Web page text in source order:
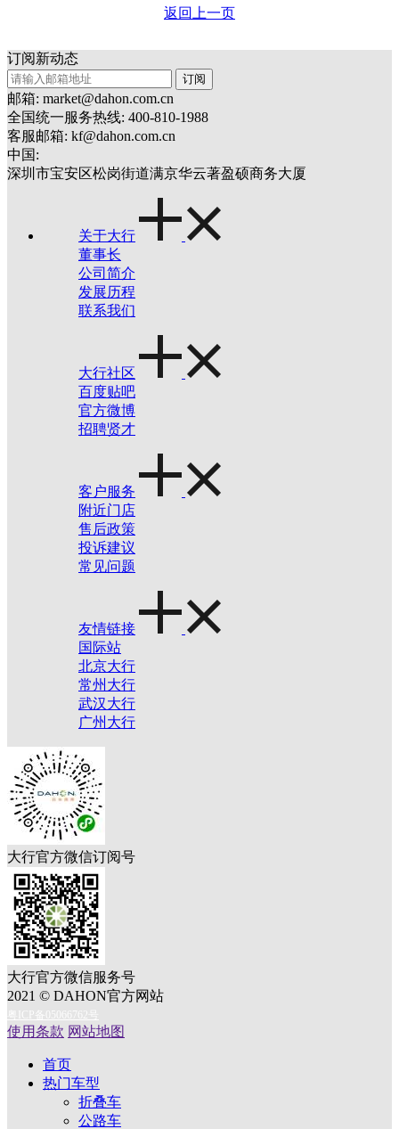
返回上一页
订阅新动态
订阅
邮箱: market@dahon.com.cn
全国统一服务热线: 400-810-1988
客服邮箱: kf@dahon.com.cn
中国:
深圳市宝安区松岗街道满京华云著盈硕商务大厦
关于大行
董事长
公司简介
发展历程
联系我们
大行社区
百度贴吧
官方微博
招聘贤才
客户服务
附近门店
售后政策
投诉建议
常见问题
友情链接
国际站
北京大行
常州大行
武汉大行
广州大行
大行官方微信订阅号
大行官方微信服务号
2021 © DAHON官方网站
粤ICP备05066762号
使用条款 网站地图
首页
热门车型
折叠车
公路车